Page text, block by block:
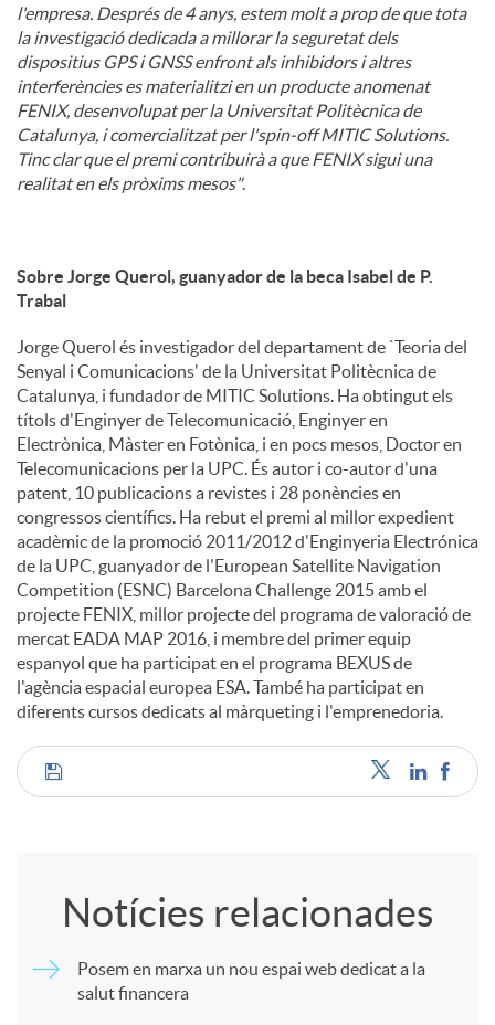
l'empresa. Després de 4 anys, estem molt a prop de que tota
la investigació dedicada a millorar la seguretat dels
dispositius GPS i GNSS enfront als inhibidors i altres
interferències es materialitzi en un producte anomenat
FENIX, desenvolupat per la Universitat Politècnica de
Catalunya, i comercialitzat per l'spin-off MITIC Solutions.
Tinc clar que el premi contribuirà a que FENIX sigui una
realitat en els pròxims mesos".
Sobre Jorge Querol, guanyador de la beca Isabel de P.
Trabal
Jorge Querol és investigador del departament de `Teoria del
Senyal i Comunicacions' de la Universitat Politècnica de
Catalunya, i fundador de MITIC Solutions. Ha obtingut els
títols d'Enginyer de Telecomunicació, Enginyer en
Electrònica, Màster en Fotònica, i en pocs mesos, Doctor en
Telecomunicacions per la UPC. És autor i co-autor d'una
patent, 10 publicacions a revistes i 28 ponències en
congressos científics. Ha rebut el premi al millor expedient
acadèmic de la promoció 2011/2012 d'Enginyeria Electrónica
de la UPC, guanyador de l'European Satellite Navigation
Competition (ESNC) Barcelona Challenge 2015 amb el
projecte FENIX, millor projecte del programa de valoració de
mercat EADA MAP 2016, i membre del primer equip
espanyol que ha participat en el programa BEXUS de
l'agència espacial europea ESA. També ha participat en
diferents cursos dedicats al màrqueting i l'emprenedoria.
C
Notícies relacionades
Posem en marxa un nou espai web dedicat a la
salut financera